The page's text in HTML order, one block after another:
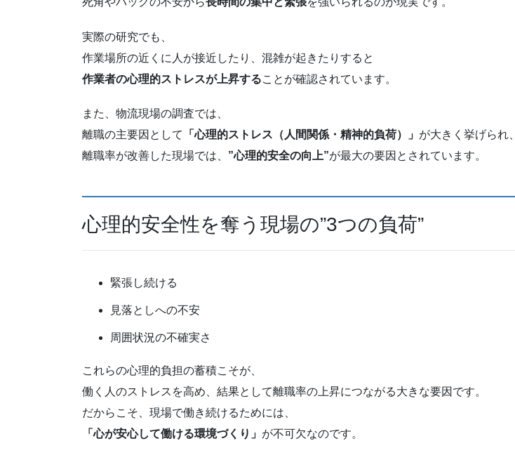
実際の研究でも、
作業場所の近くに人が接近したり、混雑が起きたりすると
作業者の心理的ストレスが上昇することが確認されています。
また、物流現場の調査では、
離職の主要因として
「心理的ストレス（人間関係・精神的負荷）」 が大きく挙げられ、
離職率が改善した現場では、 ”心理的安全の向上”が最大の要因とされています。
心理的安全性を奪う現場の”3つの負荷”
緊張し続ける
見落としへの不安
周囲状況の不確実さ
これらの心理的負担の蓄積こそが、
働く人のストレスを高め、結果として離職率の上昇につながる大きな要因です。
だからこそ、現場で働き続けるためには、
「心が安心して働ける環境づくり」 が不可欠なのです。